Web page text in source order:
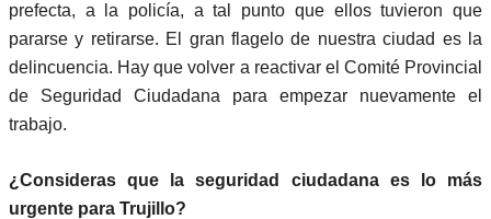
prefecta, a la policía, a tal punto que ellos tuvieron que
pararse y retirarse. El gran flagelo de nuestra ciudad es la
delincuencia. Hay que volver a reactivar el Comité Provincial
de Seguridad Ciudadana para empezar nuevamente el
trabajo.
¿Consideras que la seguridad ciudadana es lo más
urgente para Trujillo?